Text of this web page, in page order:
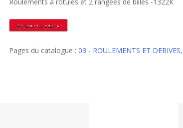
quantité
de
Ajouter au panier
Pages du catalogue : 03 - ROULEMENTS ET DERIVES,